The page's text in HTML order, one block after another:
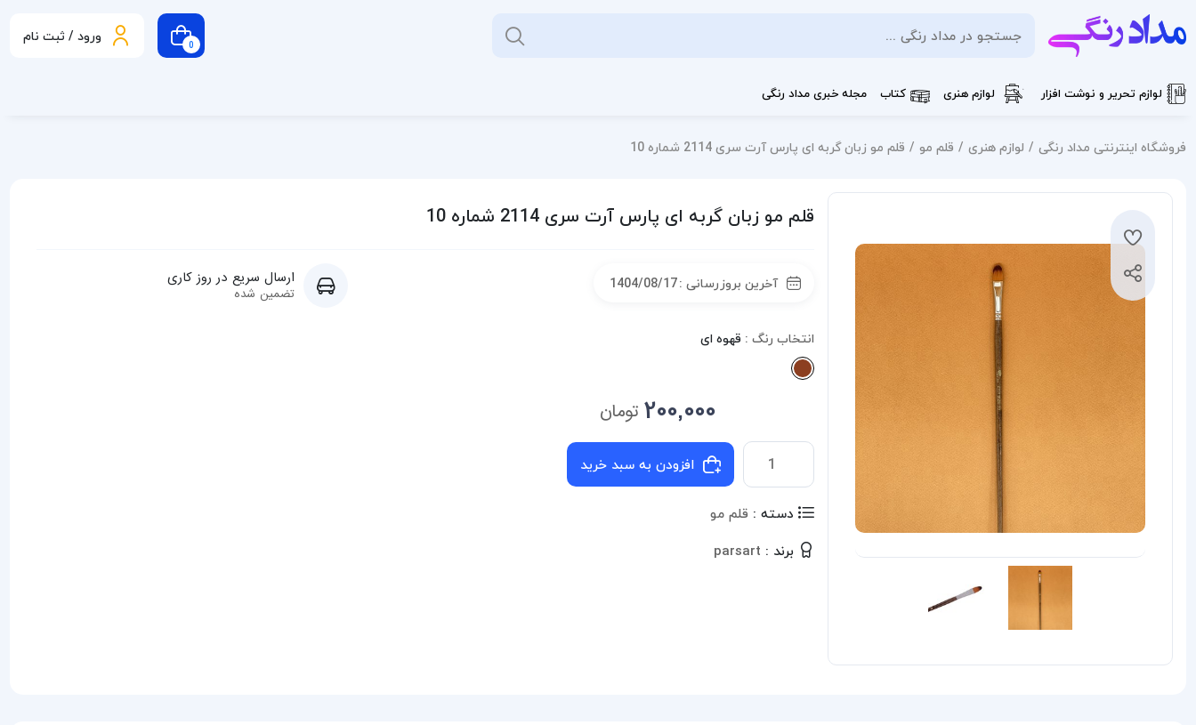
0 ورود / ثبت نام
لوازم تحریر و نوشت افزار لوازم هنری کتاب مجله خبری مداد رنگی
فروشگاه اینترنتی مداد رنگی لوازم هنری قلم مو قلم مو زبان گربه ای پارس آرت سری 2114 شماره 10
قلم مو زبان گربه ای پارس آرت سری 2114 شماره 10
آخرین بروزرسانی :1404/08/17
انتخاب رنگ : قهوه ای
200,000 تومان
افزودن به سبد خرید
دسته : قلم مو
برند : parsart
ارسال سریع در روز کاری
تضمین شده